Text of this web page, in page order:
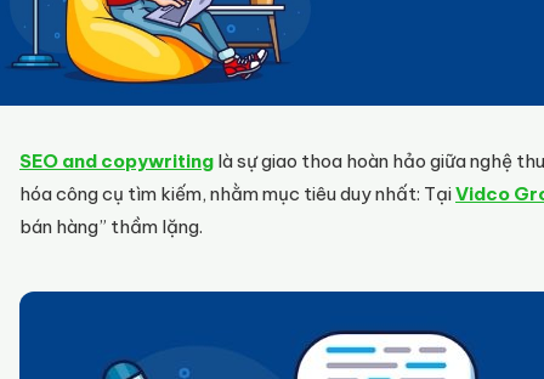
SEO and copywriting là sự giao thoa hoàn hảo giữa nghệ
hóa công cụ tìm kiếm, nhằm mục tiêu duy nhất: TạiVidco
bán hàng” thầm lặng.